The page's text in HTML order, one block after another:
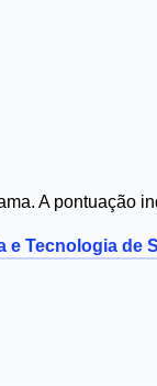
A pontuação
e Tecnologia de